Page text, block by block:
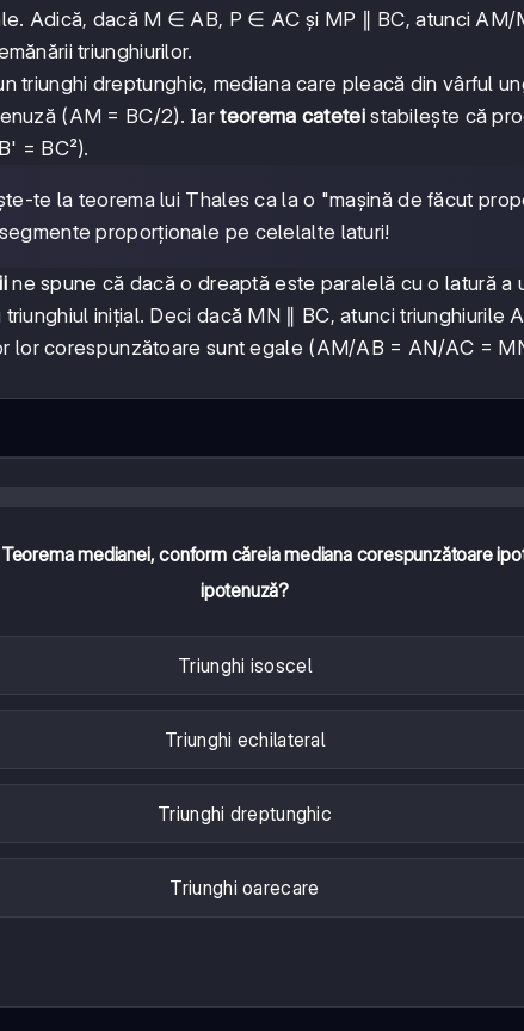
Adică, dacă M ∈ AB, P ∈ AC și MP ∥ BC, atunci AM/
triunghiurilor.
triunghi dreptunghic, mediana care pleacă din vârful
(AM = BC/2). Iarteorema cateteistabilește că
= BC²).
te la teorema lui Thales ca la o "mașină de făcut
proporționale pe celelalte laturi!
ne spune că dacă o dreaptă este paralelă cu o latură a
inițial. Deci dacă MN ∥ BC, atunci triunghiurile
lor corespunzătoare sunt egale (AM/AB = AN/AC =
medianei, conform căreia mediana corespunzătoare
ipotenuză?
Triunghi isoscel
Triunghi echilateral
Triunghi dreptunghic
Triunghi oarecare